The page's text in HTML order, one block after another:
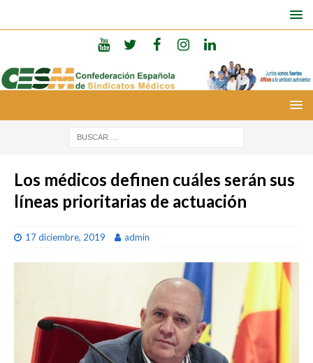
Los médicos definen cuáles serán sus
líneas prioritarias de actuación
17 diciembre, 2019 admin